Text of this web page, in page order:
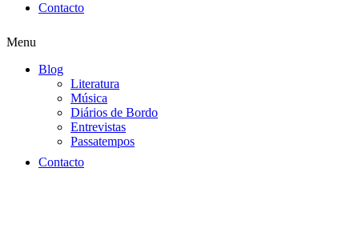
Contacto
Menu
Blog
Literatura
Música
Diários de Bordo
Entrevistas
Passatempos
Contacto